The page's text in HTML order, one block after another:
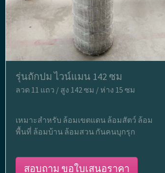
รุ่นถักปม ไวน์แมน 142 ซม
ลวด 11 แถว / สูง 142 ซม / ห่าง 15 ซม
เหมาะสำหรับ ล้อมเขตแดน ล้อมสัตว์ ล้อม
พื้นที่ ล้อมบ้าน ล้อมสวน กันคนบุกรุก
สอบถาม ขอใบเสนอราคา